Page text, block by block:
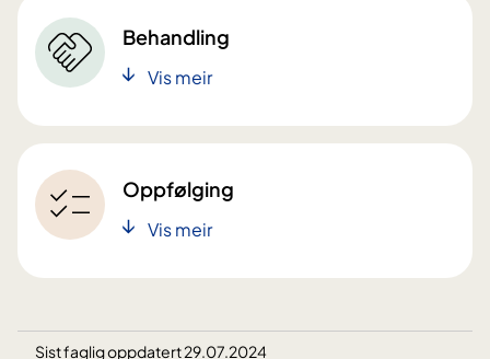
Behandling
Vis meir
Oppfølging
Vis meir
Sist faglig oppdatert 29.07.2024